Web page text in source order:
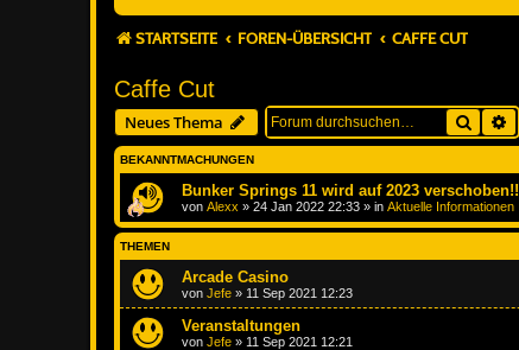
STARTSEITE FOREN-ÜBERSICHT CAFFE CUT
Caffe Cut
Neues Thema Suche
BEKANNTMACHUNGEN
Bunker Springs 11 wird auf 2023 verschoben!!
von Alexx » 24 Jan 2022 22:33 » in Aktuelle Informationen
THEMEN
Arcade Casino
von Jefe » 11 Sep 2021 12:23
Veranstaltungen
von Jefe » 11 Sep 2021 12:21